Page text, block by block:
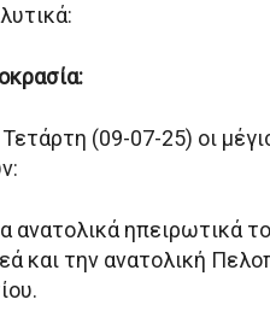
(09-07-25) οι
ανατολικά ηπειρωτικά
και την ανατολική